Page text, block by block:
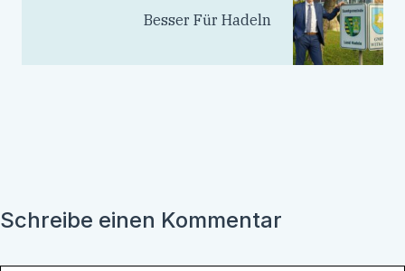
Besser Für Hadeln
Schreibe einen Kommentar